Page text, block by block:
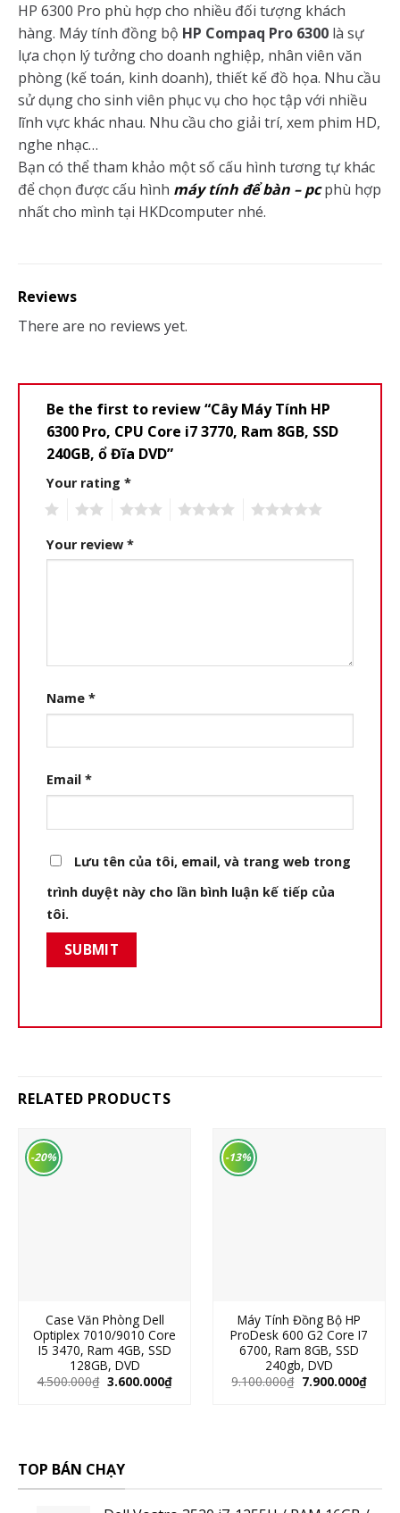
HP 6300 Pro phù hợp cho nhiều đối tượng khách
hàng. Máy tính đồng bộ HP Compaq Pro 6300 là sự
lựa chọn lý tưởng cho doanh nghiệp, nhân viên văn
phòng (kế toán, kinh doanh), thiết kế đồ họa. Nhu cầu
sử dụng cho sinh viên phục vụ cho học tập với nhiều
lĩnh vực khác nhau. Nhu cầu cho giải trí, xem phim HD,
nghe nhạc…
Bạn có thể tham khảo một số cấu hình tương tự khác
để chọn được cấu hình máy tính để bàn – pcphù hợp
nhất cho mình tại HKDcomputer nhé.
Reviews
There are no reviews yet.
Be the first to review “Cây Máy Tính HP
6300 Pro, CPU Core i7 3770, Ram 8GB, SSD
240GB, ổ Đĩa DVD”
Your rating *
Your review *
Name *
Email *
Lưu tên của tôi, email, và trang web trong
trình duyệt này cho lần bình luận kế tiếp của
tôi.
RELATED PRODUCTS
-20%
Case Văn Phòng Dell
Optiplex 7010/9010 Core
I5 3470, Ram 4GB, SSD
128GB, DVD
4.500.000₫ 3.600.000₫
-13%
Máy Tính Đồng Bộ HP
ProDesk 600 G2 Core I7
6700, Ram 8GB, SSD
240gb, DVD
9.100.000₫ 7.900.000₫
TOP BÁN CHẠY